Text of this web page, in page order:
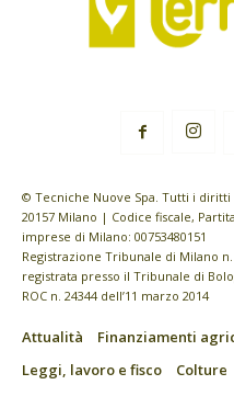
© Tecniche Nuove Spa. Tutti i diritti
20157 Milano | Codice fiscale,
imprese di Milano: 00753480151
Registrazione Tribunale di Milano
registrata presso il Tribunale di
ROC n. 24344 dell’11 marzo 2014
Attualità Finanziamenti
Leggi, lavoro e fisco
Colture